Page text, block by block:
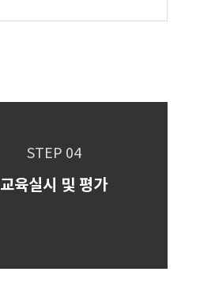
STEP 04
교육실시 및 평가